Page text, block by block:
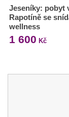
Jeseníky: pobyt
Rapotíně se
wellness
1 600 Kč